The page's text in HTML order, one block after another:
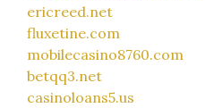
ericreed.net
fluxetine.com
mobilecasino8760.com
betqq3.net
casinoloans5.us